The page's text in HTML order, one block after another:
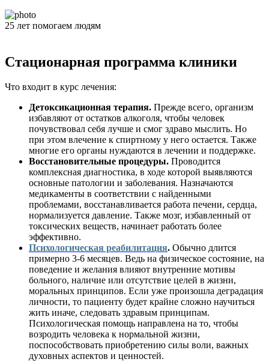
25 лет помогаем людям
Стационарная программа клиники
Что входит в курс лечения:
Детоксикационная терапия. Прежде всего, организм
избавляют от остатков алкоголя, чтобы человек
почувствовал себя лучше и смог здраво мыслить. Но
при этом влечение к спиртному у него остается. Также
многие его органы нуждаются в лечении и поддержке.
Восстановительные процедуры. Проводится
комплексная диагностика, в ходе которой выявляются
основные патологии и заболевания. Назначаются
медикаменты в соответствии с найденными
проблемами, восстанавливается работа печени, сердца,
нормализуется давление. Также мозг, избавленный от
токсических веществ, начинает работать более
эффективно.
Психологическая реабилитация. Обычно длится
примерно 3-6 месяцев. Ведь на физическое состояние, на
поведение и желания влияют внутренние мотивы
больного, наличие или отсутствие целей в жизни,
моральных принципов. Если уже произошла деградация
личности, то пациенту будет крайне сложно научиться
жить иначе, следовать здравым принципам.
Психологическая помощь направлена на то, чтобы
возродить человека к нормальной жизни,
поспособствовать приобретению силы воли, важных
духовных аспектов и ценностей.